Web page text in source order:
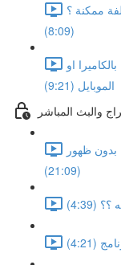
ممكنة ؟
(8:09)
او
الموبايل (9:21)
ظهور
(21:09)
(4:39)
(4:21)